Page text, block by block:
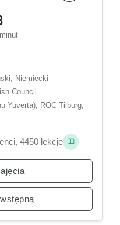
Niemiecki
Council
Yuverta), ROC Tilburg,
4450 lekcje